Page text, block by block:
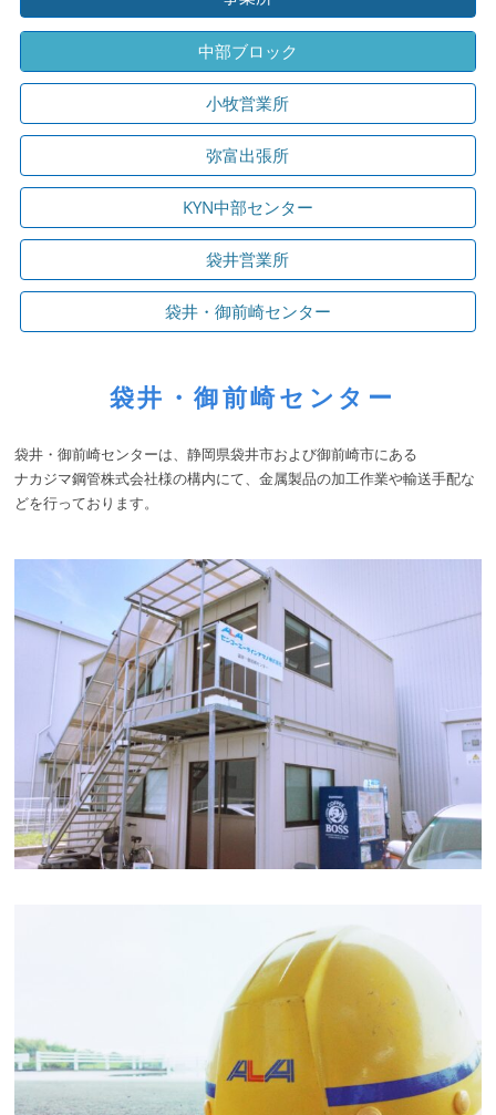
中部ブロック
小牧営業所
弥富出張所
KYN中部センター
袋井営業所
袋井・御前崎センター
袋井・御前崎センター
袋井・御前崎センターは、静岡県袋井市および御前崎市にある
ナカジマ鋼管株式会社様の構内にて、金属製品の加工作業や輸送手配な
どを行っております。